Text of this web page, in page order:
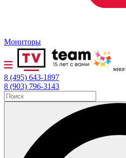
Мониторы
8 (495) 643-1897
8 (903) 796-3143